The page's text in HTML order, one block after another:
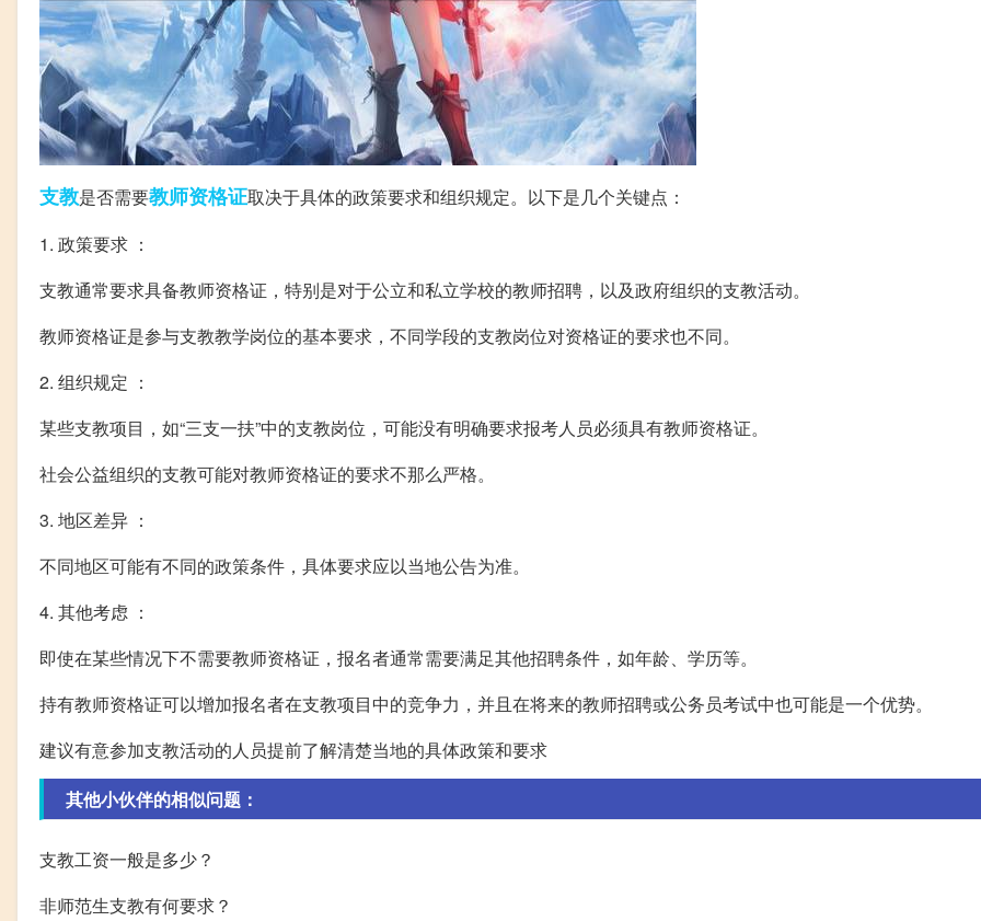
支教是否需要教师资格证取决于具体的政策要求和组织规定。以下是几个关键点：
1. 政策要求 ：
支教通常要求具备教师资格证，特别是对于公立和私立学校的教师招聘，以及政府组织的支教活动。
教师资格证是参与支教教学岗位的基本要求，不同学段的支教岗位对资格证的要求也不同。
2. 组织规定 ：
某些支教项目，如“三支一扶”中的支教岗位，可能没有明确要求报考人员必须具有教师资格证。
社会公益组织的支教可能对教师资格证的要求不那么严格。
3. 地区差异 ：
不同地区可能有不同的政策条件，具体要求应以当地公告为准。
4. 其他考虑 ：
即使在某些情况下不需要教师资格证，报名者通常需要满足其他招聘条件，如年龄、学历等。
持有教师资格证可以增加报名者在支教项目中的竞争力，并且在将来的教师招聘或公务员考试中也可能是一个优势。
建议有意参加支教活动的人员提前了解清楚当地的具体政策和要求
其他小伙伴的相似问题：
支教工资一般是多少？
非师范生支教有何要求？